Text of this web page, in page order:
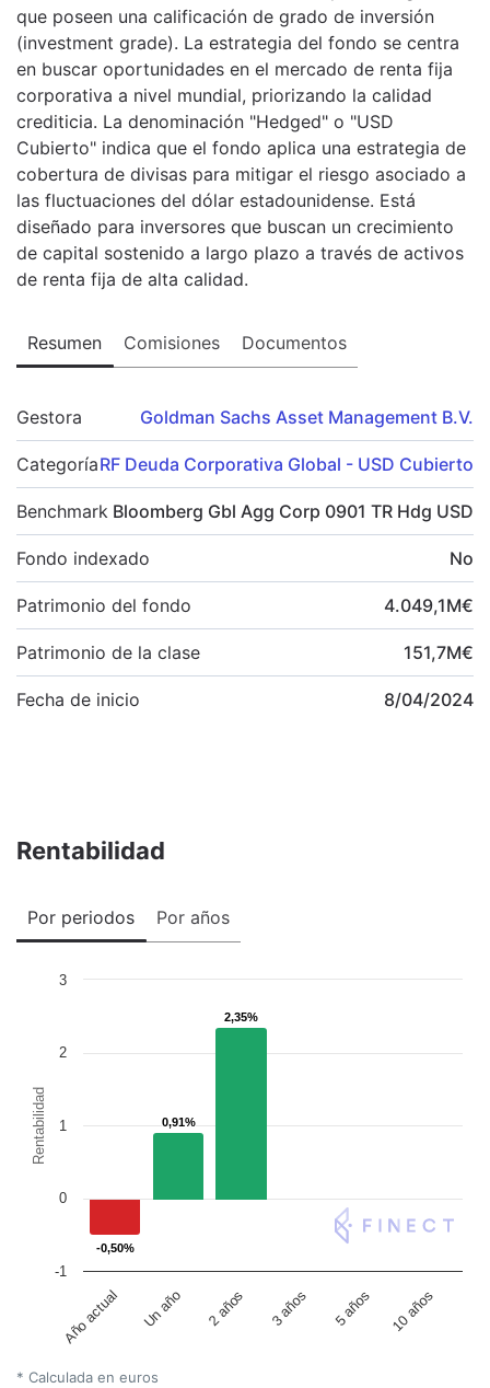
que poseen una calificación de grado de inversión
(investment grade). La estrategia del fondo se centra
en buscar oportunidades en el mercado de renta fija
corporativa a nivel mundial, priorizando la calidad
crediticia. La denominación "Hedged" o "USD
Cubierto" indica que el fondo aplica una estrategia de
cobertura de divisas para mitigar el riesgo asociado a
las fluctuaciones del dólar estadounidense. Está
diseñado para inversores que buscan un crecimiento
de capital sostenido a largo plazo a través de activos
de renta fija de alta calidad.
Resumen Comisiones Documentos
Gestora Goldman Sachs Asset Management B.V.
CategoríaRF Deuda Corporativa Global - USD Cubierto
Benchmark Bloomberg Gbl Agg Corp 0901 TR Hdg USD
Fondo indexado No
Patrimonio del fondo 4.049,1M€
Patrimonio de la clase 151,7M€
Fecha de inicio 8/04/2024
Rentabilidad
Por periodos Por años
Rentabilidad
-0,50%
-0,50%
0,91%
0,91%
2,35%
2,35%
Año actual Un año 2 años 3 años 5 años 10 años
-1
0
1
2
3
* Calculada en euros